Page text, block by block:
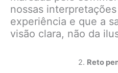
nossas
experiência e que a
visão clara, não da
2. Reto